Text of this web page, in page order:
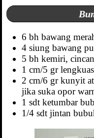
6 bh bawang
4 siung bawang
5 bh kemiri,
1 cm/5 gr
2 cm/6 gr kunyit
jika suka opor
1 sdt ketumbar
1/4 sdt jintan